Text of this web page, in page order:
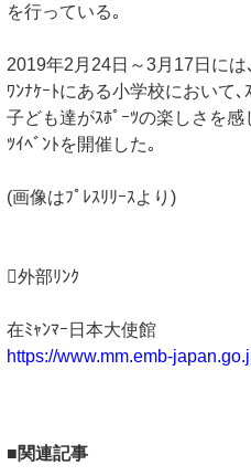
を行っている｡
2019年2月24日～3月17日には
ﾜﾝﾅｹｰﾄにある小学校において
子ども達がｽﾎﾟｰﾂの楽しさを
ﾂｲﾍﾞﾝﾄを開催した｡
(画像はﾌﾟﾚｽﾘﾘｰｽより)
外部ﾘﾝｸ
在ﾐｬﾝﾏｰ日本大使館
https://www.mm.emb-
■関連記事